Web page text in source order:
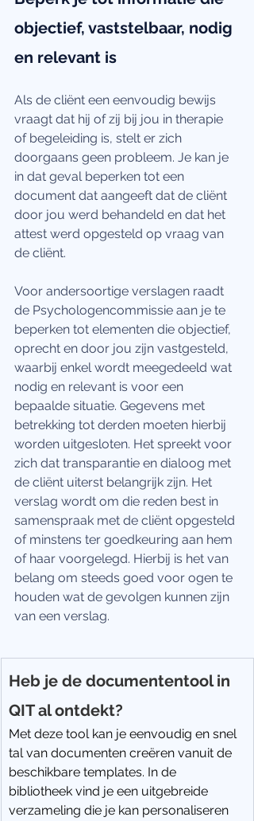
objectief, vaststelbaar, nodig
en relevant is
Als de cliënt een eenvoudig bewijs
vraagt dat hij of zij bij jou in therapie
of begeleiding is, stelt er zich
doorgaans geen probleem. Je kan je
in dat geval beperken tot een
document dat aangeeft dat de cliënt
door jou werd behandeld en dat het
attest werd opgesteld op vraag van
de cliënt.
Voor andersoortige verslagen raadt
de Psychologencommissie aan je te
beperken tot elementen die objectief,
oprecht en door jou zijn vastgesteld,
waarbij enkel wordt meegedeeld wat
nodig en relevant is voor een
bepaalde situatie. Gegevens met
betrekking tot derden moeten hierbij
worden uitgesloten. Het spreekt voor
zich dat transparantie en dialoog met
de cliënt uiterst belangrijk zijn. Het
verslag wordt om die reden best in
samenspraak met de cliënt opgesteld
of minstens ter goedkeuring aan hem
of haar voorgelegd. Hierbij is het van
belang om steeds goed voor ogen te
houden wat de gevolgen kunnen zijn
van een verslag.
Heb je de documententool in
QIT al ontdekt?
Met deze tool kan je eenvoudig en snel
tal van documenten creëren vanuit de
beschikbare templates. In de
bibliotheek vind je een uitgebreide
verzameling die je kan personaliseren